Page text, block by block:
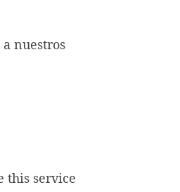
nuestros
this service